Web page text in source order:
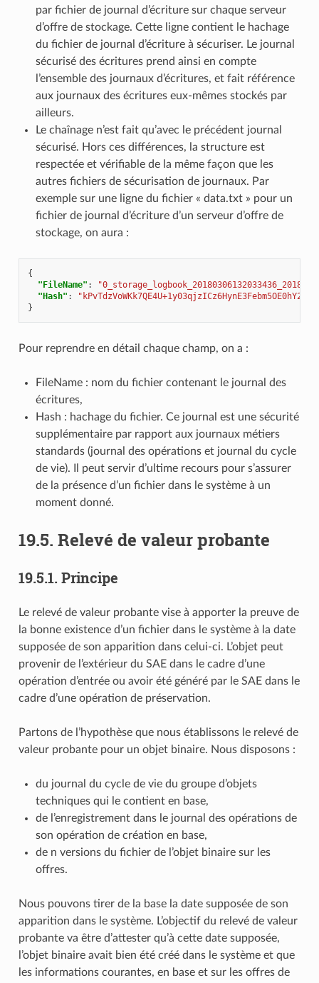
par fichier de journal d’écriture sur chaque serveur
d’offre de stockage. Cette ligne contient le hachage
du fichier de journal d’écriture à sécuriser. Le journal
sécurisé des écritures prend ainsi en compte
l’ensemble des journaux d’écritures, et fait référence
aux journaux des écritures eux-mêmes stockés par
ailleurs.
Le chaînage n’est fait qu’avec le précédent journal
sécurisé. Hors ces différences, la structure est
respectée et vérifiable de la même façon que les
autres fichiers de sécurisation de journaux. Par
exemple sur une ligne du fichier « data.txt » pour un
fichier de journal d’écriture d’un serveur d’offre de
stockage, on aura :
{
"FileName" :
"Hash" :
}
Pour reprendre en détail chaque champ, on a :
FileName : nom du fichier contenant le journal des
écritures,
Hash : hachage du fichier. Ce journal est une sécurité
supplémentaire par rapport aux journaux métiers
standards (journal des opérations et journal du cycle
de vie). Il peut servir d’ultime recours pour s’assurer
de la présence d’un fichier dans le système à un
moment donné.
19.5. Relevé de valeur probante
19.5.1. Principe
Le relevé de valeur probante vise à apporter la preuve de
la bonne existence d’un fichier dans le système à la date
supposée de son apparition dans celui-ci. L’objet peut
provenir de l’extérieur du SAE dans le cadre d’une
opération d’entrée ou avoir été généré par le SAE dans le
cadre d’une opération de préservation.
Partons de l’hypothèse que nous établissons le relevé de
valeur probante pour un objet binaire. Nous disposons :
du journal du cycle de vie du groupe d’objets
techniques qui le contient en base,
de l’enregistrement dans le journal des opérations de
son opération de création en base,
de n versions du fichier de l’objet binaire sur les
offres.
Nous pouvons tirer de la base la date supposée de son
apparition dans le système. L’objectif du relevé de valeur
probante va être d’attester qu’à cette date supposée,
l’objet binaire avait bien été créé dans le système et que
les informations courantes, en base et sur les offres de